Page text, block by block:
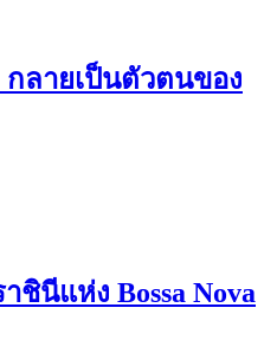
กลายเป็นตัวตนของ
ชินีแห่ง Bossa Nova